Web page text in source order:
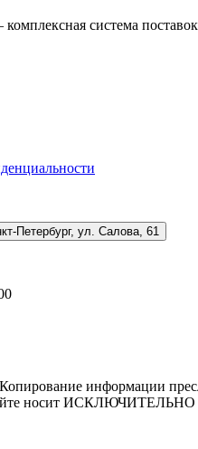
система
Петербург, ул. Салова, 61
информации
носит ИСКЛЮЧИТЕЛЬНО